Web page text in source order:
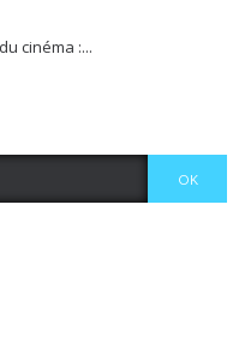
cinéma :...